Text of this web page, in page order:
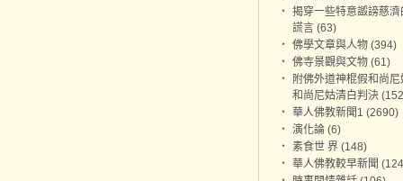
‧
揭穿一些特意譭謗慈濟
謊言 (63)
‧
佛學文章與人物 (394)
‧
佛寺景觀與文物 (61)
‧
附佛外道神棍假和尚尼
和尚尼姑清白判決
‧
華人佛教新聞1 (2690)
‧
演化論 (6)
‧
素食世 界 (148)
‧
華人佛教較早新聞